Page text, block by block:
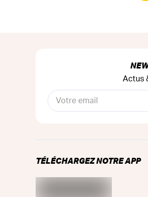
Actus
TÉLÉCHARGEZ NOTRE APP